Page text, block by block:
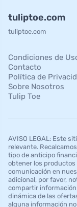
tuliptoe.com
tuliptoe.com
Condiciones de
Contacto
Política de
Sobre Nosotros
Tulip Toe
AVISO LEGAL: Este
relevante.
tipo de anticipo
obtener los productos
comunicación en
adicional, por favor,
compartir
dinámica de las
alguna información